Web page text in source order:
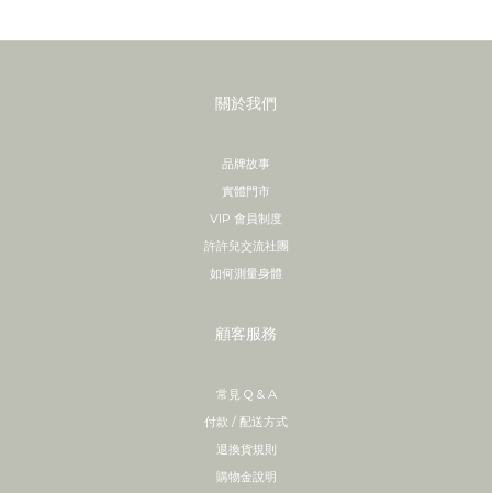
關於我們
品牌故事
實體門市
VIP 會員制度
許許兒交流社團
如何測量身體
顧客服務
常見 Q & A
付款 / 配送方式
退換貨規則
購物金說明